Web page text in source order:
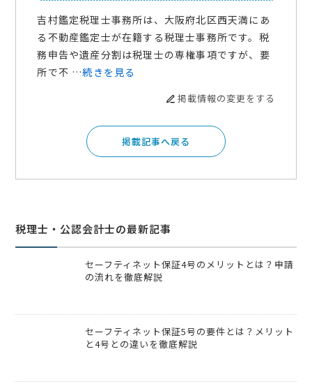
吉村鑑定税理士事務所は、大阪府北区西天満にあ
る不動産鑑定士が在籍する税理士事務所です。税
務申告や遺産分割は税理士の専権事項ですが、要
所で不 …続きを見る
掲載情報の変更をする
掲載記事へ戻る
税理士・公認会計士の最新記事
セーフティネット保証4号のメリットとは？申請
の流れを徹底解説
セーフティネット保証5号の要件とは？メリット
と4号との違いを徹底解説